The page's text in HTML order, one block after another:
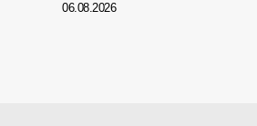
06.08.2026